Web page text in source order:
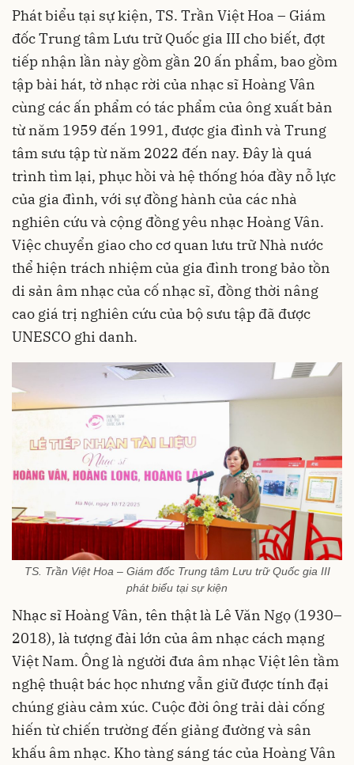
Phát biểu tại sự kiện, TS. Trần Việt Hoa – Giám
đốc Trung tâm Lưu trữ Quốc gia III cho biết, đợt
tiếp nhận lần này gồm gần 20 ấn phẩm, bao gồm
tập bài hát, tờ nhạc rời của nhạc sĩ Hoàng Vân
cùng các ấn phẩm có tác phẩm của ông xuất bản
từ năm 1959 đến 1991, được gia đình và Trung
tâm sưu tập từ năm 2022 đến nay. Đây là quá
trình tìm lại, phục hồi và hệ thống hóa đầy nỗ lực
của gia đình, với sự đồng hành của các nhà
nghiên cứu và cộng đồng yêu nhạc Hoàng Vân.
Việc chuyển giao cho cơ quan lưu trữ Nhà nước
thể hiện trách nhiệm của gia đình trong bảo tồn
di sản âm nhạc của cố nhạc sĩ, đồng thời nâng
cao giá trị nghiên cứu của bộ sưu tập đã được
UNESCO ghi danh.
TS. Trần Việt Hoa – Giám đốc Trung tâm Lưu trữ Quốc gia III
phát biểu tại sự kiện
Nhạc sĩ Hoàng Vân, tên thật là Lê Văn Ngọ (1930–
2018), là tượng đài lớn của âm nhạc cách mạng
Việt Nam. Ông là người đưa âm nhạc Việt lên tầm
nghệ thuật bác học nhưng vẫn giữ được tính đại
chúng giàu cảm xúc. Cuộc đời ông trải dài cống
hiến từ chiến trường đến giảng đường và sân
khấu âm nhạc. Kho tàng sáng tác của Hoàng Vân